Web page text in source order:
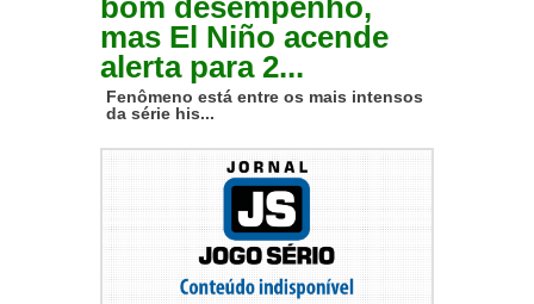
bom desempenho,
mas El Niño acende
alerta para 2...
Fenômeno está entre os mais intensos
da série his...